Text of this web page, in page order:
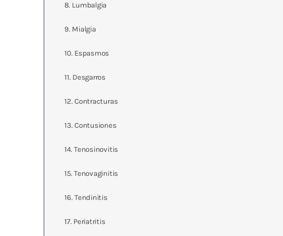
8. Lumbalgia
9. Mialgia
10. Espasmos
11. Desgarros
12. Contracturas
13. Contusiones
14. Tenosinovitis
15. Tenovaginitis
16. Tendinitis
17. Periatritis